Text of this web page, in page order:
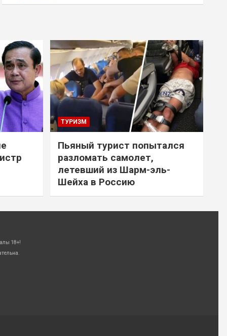
ТУРИЗМ
Пьяный турист попытался
разломать самолет,
летевший из Шарм-эль-
Шейха в Россию
18+!